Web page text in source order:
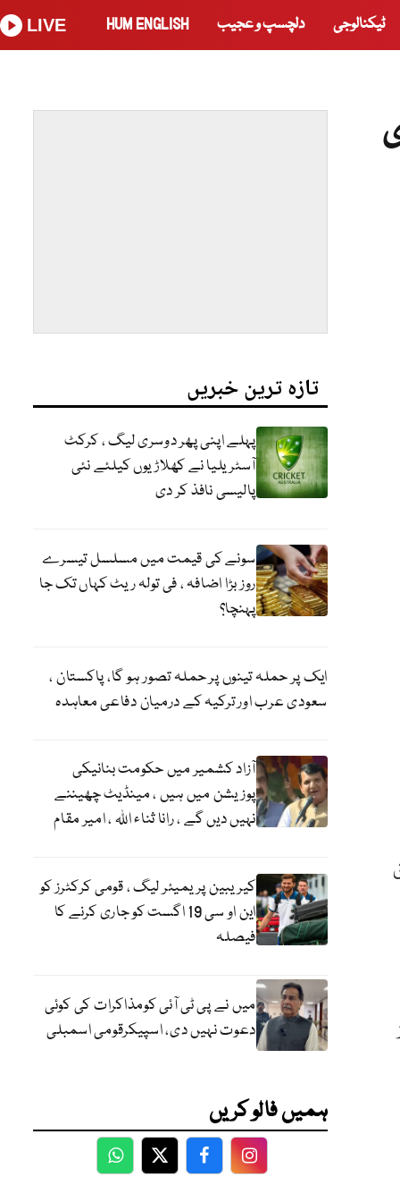
ٹیکنالوجی دلچسپ و عجیب HUM ENGLISH
LIVE
تازہ ترین خبریں
پہلے اپنی پھر دوسری لیگ ، کرکٹ
آسٹریلیا نے کھلاڑیوں کیلئے نئی
پالیسی نافذ کر دی
سونے کی قیمت میں مسلسل تیسرے
روز بڑا اضافہ ، فی تولہ ریٹ کہاں تک جا
پہنچا؟
ایک پر حملہ تینوں پر حملہ تصور ہو گا، پاکستان ،
سعودی عرب اور ترکیہ کے درمیان دفاعی معاہدہ
آزاد کشمیر میں حکومت بنانیکی
پوزیشن میں ہیں ، مینڈیٹ چھیننے
نہیں دیں گے ، رانا ثناء اللہ ، امیر مقام
کیریبین پریمیئر لیگ ، قومی کرکٹرز کو
این او سی 19 اگست کو جاری کرنے کا
فیصلہ
میں نے پی ٹی آئی کومذاکرات کی کوئی
دعوت نہیں دی، اسپیکرقومی اسمبلی
ہمیں فالو کریں
WhatsApp
TwitterFacebookFacebook